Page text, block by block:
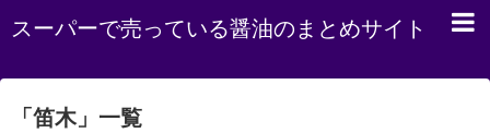
スーパーで売っている醤油のまとめサイト
「 笛木」 一覧